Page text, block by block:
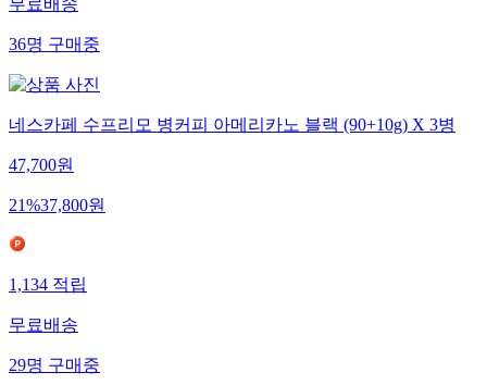
무료배송
36명구매중
네스카페 수프리모 병커피 아메리카노 블랙 (90+10g) X 3병
47,700원
21%37,800원
1,134적립
무료배송
29명구매중